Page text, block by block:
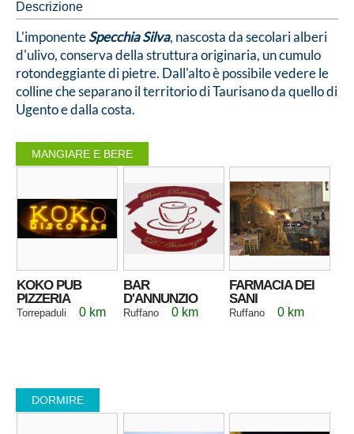
Descrizione
L'imponenteSpecchia Silva, nascosta da secolari alberi
d'ulivo, conserva della struttura originaria, un cumulo
rotondeggiante di pietre. Dall'alto è possibile vedere le
colline che separano il territorio di Taurisano da quello di
Ugento e dalla costa.
MANGIARE E BERE
KOKO PUB
PIZZERIA
Torrepaduli 0 km
BAR
D'ANNUNZIO
Ruffano 0 km
FARMACIA DEI
SANI
Ruffano 0 km
DORMIRE